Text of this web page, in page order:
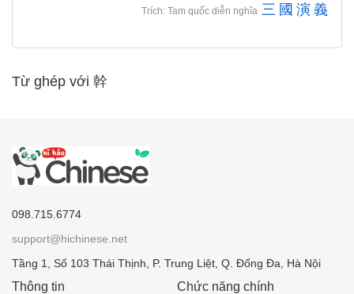
Trích: Tam quốc diễn nghĩa 三 國 演 義
Từ ghép với 幹
098.715.6774
support@hichinese.net
Tầng 1, Số 103 Thái Thịnh, P. Trung Liệt, Q. Đống Đa, Hà Nội
Thông tin Chức năng chính